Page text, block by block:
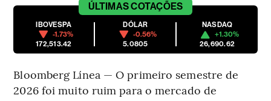
ÚLTIMASCOTAÇÕES
IBOVESPA
-1.73%
172,513.42
DÓLAR
-0.56%
5.0805
NASDAQ
+1.30%
26,690.62
Bloomberg Línea — O primeiro semestre de
2026 foi muito ruim para o mercado de